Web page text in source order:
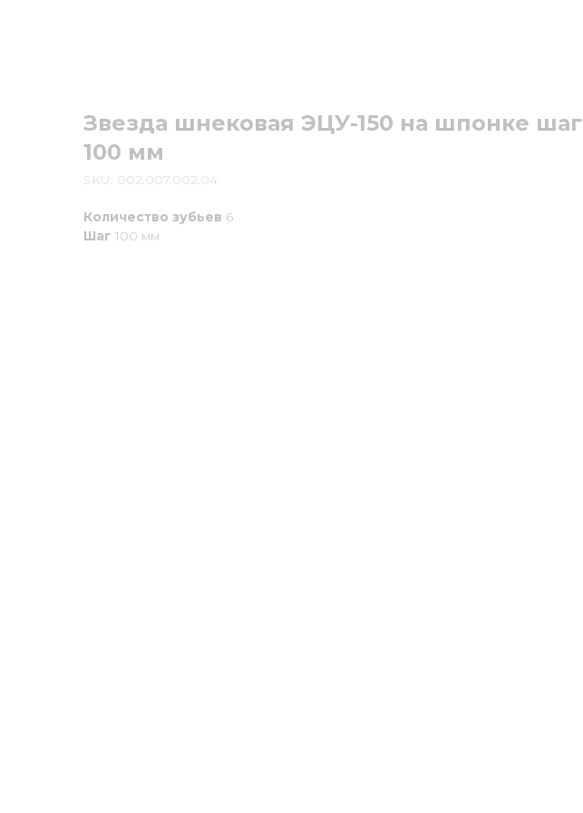
Звезда шнековая ЭЦУ-150 на шпонке шаг
100 мм
SKU: 002.007.002.04
Количество зубьев 6
Шаг 100 мм